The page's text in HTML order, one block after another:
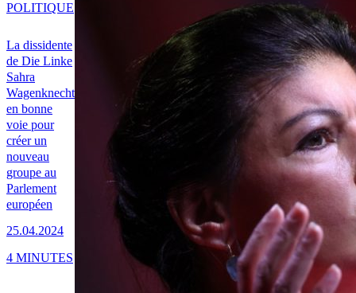
La dissidente
de Die Linke
Sahra
Wagenknecht
en bonne
voie pour
créer un
nouveau
groupe au
Parlement
européen
25.04.2024
POLITIQUE
4 MINUTES